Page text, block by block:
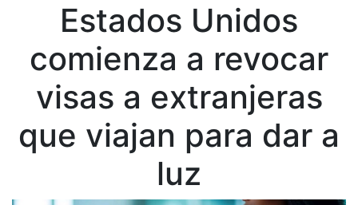
Estados Unidos
comienza a revocar
visas a extranjeras
que viajan para dar a
luz